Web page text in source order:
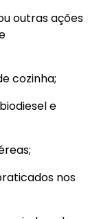
outras ações
cozinha;
e
nos